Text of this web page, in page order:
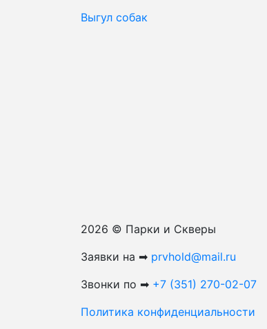
Выгул собак
2026 © Парки и Скверы
Заявки на ➡ prvhold@mail.ru
Звонки по ➡ +7 (351) 270-02-07
Политика конфиденциальности